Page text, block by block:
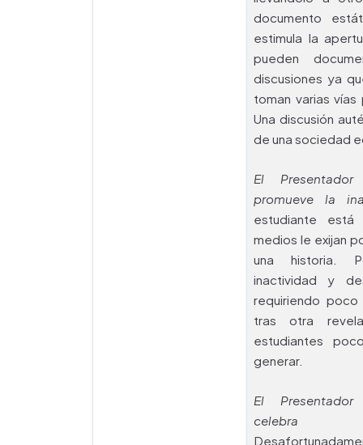
documento
estimula la
pueden
discusiones ya
toman varias
Una discusión
de una sociedad
El Presentador
promueve la
estudiante
medios le exijan
una historia.
inactividad y
requiriendo
tras otra
estudiantes
generar.
El Presentador
celebra